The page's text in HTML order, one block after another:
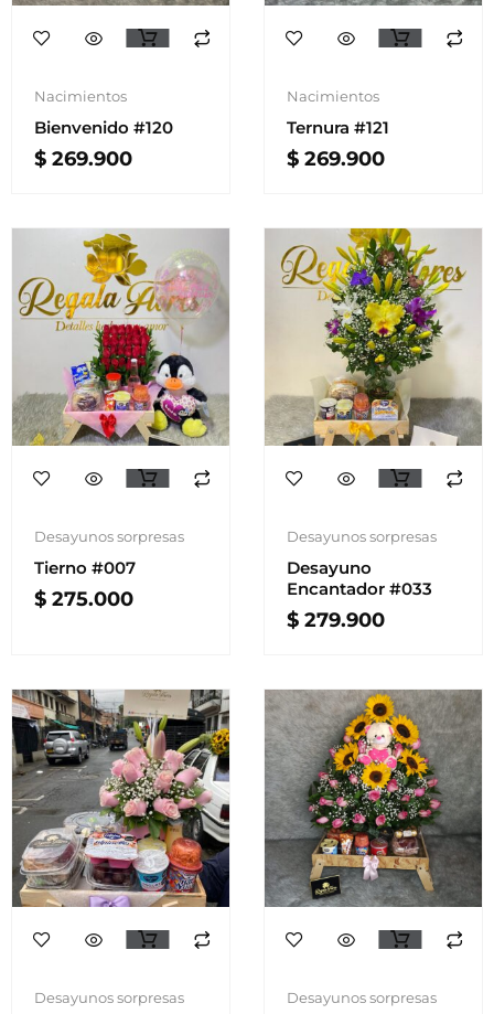
Nacimientos
Bienvenido #120
$ 269.900
Nacimientos
Ternura #121
$ 269.900
Desayunos sorpresas
Tierno #007
$ 275.000
Desayunos sorpresas
Desayuno
Encantador #033
$ 279.900
Desayunos sorpresas Desayunos sorpresas